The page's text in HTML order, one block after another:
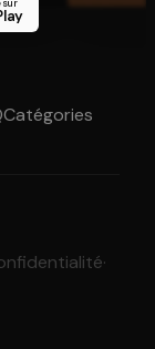
sur
Catégories
·